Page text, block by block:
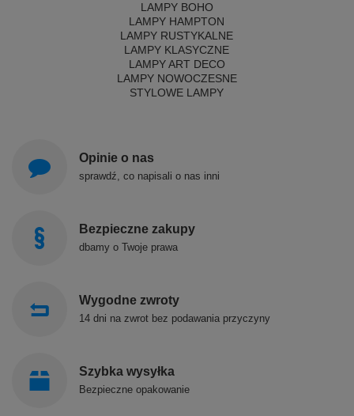
LAMPY BOHO
LAMPY HAMPTON
LAMPY RUSTYKALNE
LAMPY KLASYCZNE
LAMPY ART DECO
LAMPY NOWOCZESNE
STYLOWE LAMPY
Opinie o nas
sprawdź, co napisali o nas inni
Bezpieczne zakupy
dbamy o Twoje prawa
Wygodne zwroty
14 dni na zwrot bez podawania przyczyny
Szybka wysyłka
Bezpieczne opakowanie